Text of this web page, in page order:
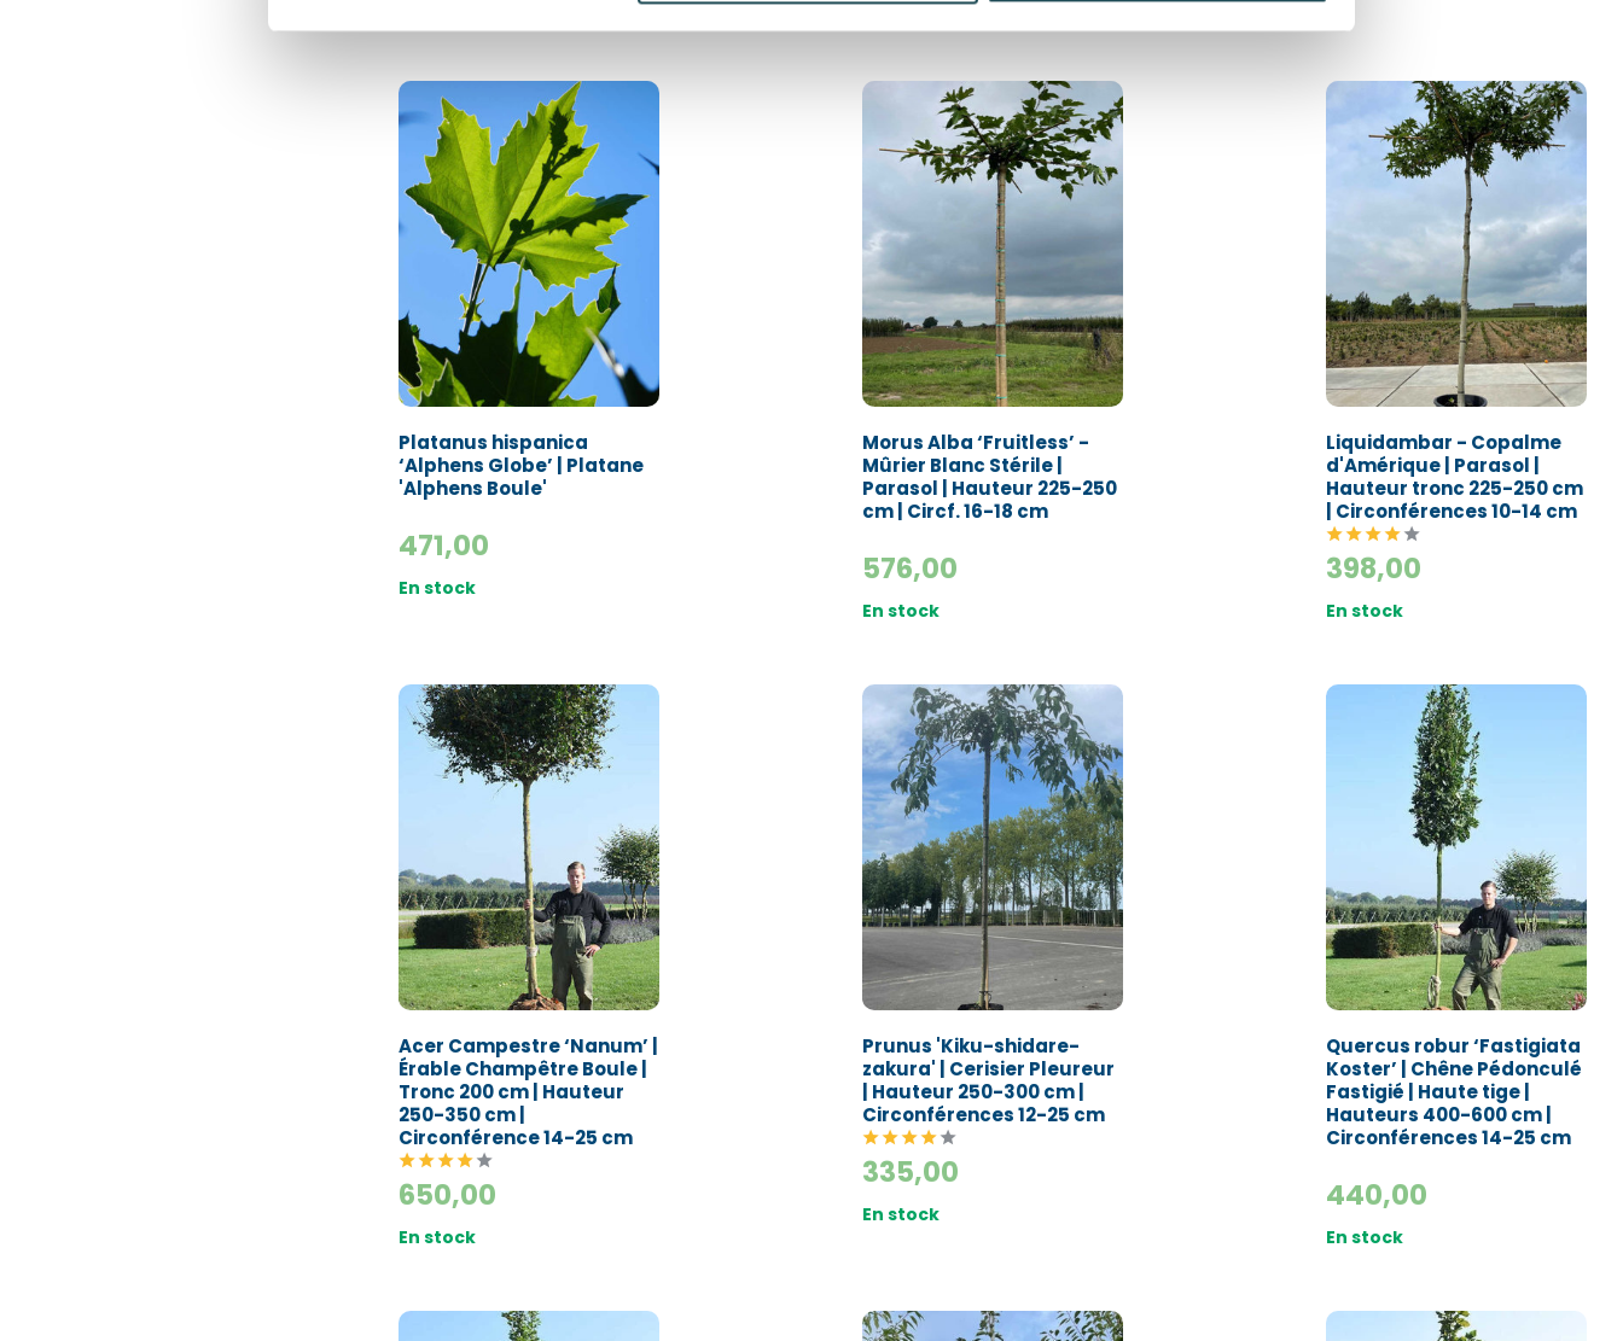
+ Ajouter un produit
Commentaires
Département*
E-mail:*
Platanus hispanica
‘Alphens Globe’ | Platane
'Alphens Boule'
471,00
En stock
Morus Alba ‘Fruitless’ -
Mûrier Blanc Stérile |
Parasol | Hauteur 225-250
cm | Circf. 16-18 cm
576,00
En stock
Liquidambar - Copalme
d'Amérique | Parasol |
Hauteur tronc 225-250 cm
| Circonférences 10-14 cm
398,00
En stock
Acer Campestre ‘Nanum’ |
Érable Champêtre Boule |
Tronc 200 cm | Hauteur
250-350 cm |
Circonférence 14-25 cm
650,00
En stock
Prunus 'Kiku-shidare-
zakura' | Cerisier Pleureur
| Hauteur 250-300 cm |
Circonférences 12-25 cm
335,00
En stock
Quercus robur ‘Fastigiata
Koster’ | Chêne Pédonculé
Fastigié | Haute tige |
Hauteurs 400-600 cm |
Circonférences 14-25 cm
440,00
En stock
- +
Commentaires
Département*
Numéro de téléphone*
E-mail:*